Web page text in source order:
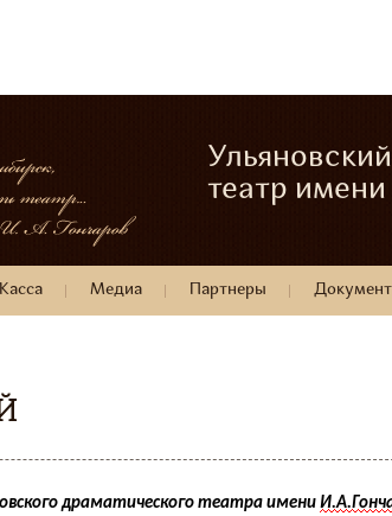
театр
Касса Медиа Партнеры
драматического театра имени